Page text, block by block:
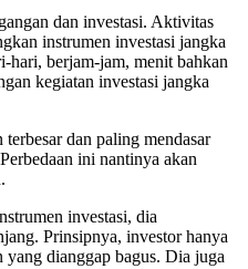
dan investasi. Aktivitas
instrumen investasi jangka
hari, berjam-jam, menit bahkan
kegiatan investasi jangka
dan paling mendasar
ini nantinya akan
investasi, dia
Prinsipnya, investor hanya
dianggap bagus. Dia juga